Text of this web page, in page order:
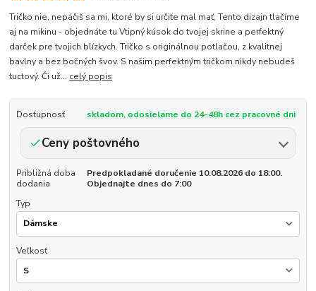
Tričko nie, nepáčiš sa mi, ktoré by si určite mal mať, Tento dizajn tlačíme
aj na mikinu - objednáte tu Vtipný kúsok do tvojej skrine a perfektný
darček pre tvojich blízkych. Tričko s originálnou potlačou, z kvalitnej
bavlny a bez bočných švov. S našim perfektným tričkom nikdy nebudeš
tuctový. Či už... celý popis
Dostupnosť skladom, odosielame do 24-48h cez pracovné dni
Ceny poštovného
Približná doba
dodania
Predpokladané doručenie 10.08.2026 do 18:00.
Objednajte dnes do 7:00
Typ
Veľkosť